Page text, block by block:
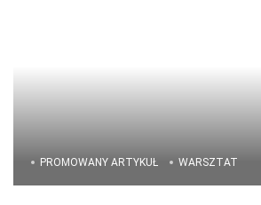
PROMOWANY ARTYKUŁ WARSZTAT